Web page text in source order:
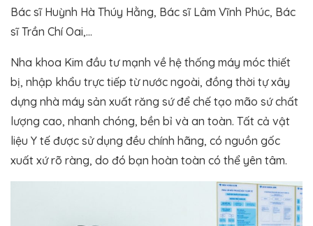
Bác sĩ Huỳnh Hà Thúy Hằng, Bác sĩ Lâm Vĩnh Phúc, Bác
sĩ Trần Chí Oai,…
Nha khoa Kim đầu tư mạnh về hệ thống máy móc thiết
bị, nhập khẩu trực tiếp từ nước ngoài, đồng thời tự xây
dựng nhà máy sản xuất răng sứ để chế tạo mão sứ chất
lượng cao, nhanh chóng, bền bỉ và an toàn. Tất cả vật
liệu Y tế được sử dụng đều chính hãng, có nguồn gốc
xuất xứ rõ ràng, do đó bạn hoàn toàn có thể yên tâm.